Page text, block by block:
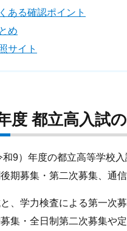
ある確認ポイント
め
サイト
度 都立高入試
和9）年度の都立高等学校
期募集・第二次募集、通
、学力検査による第一次
集・全日制第二次募集や